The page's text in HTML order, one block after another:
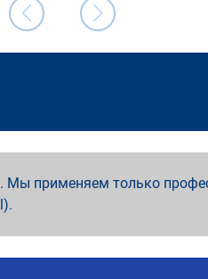
применяем только